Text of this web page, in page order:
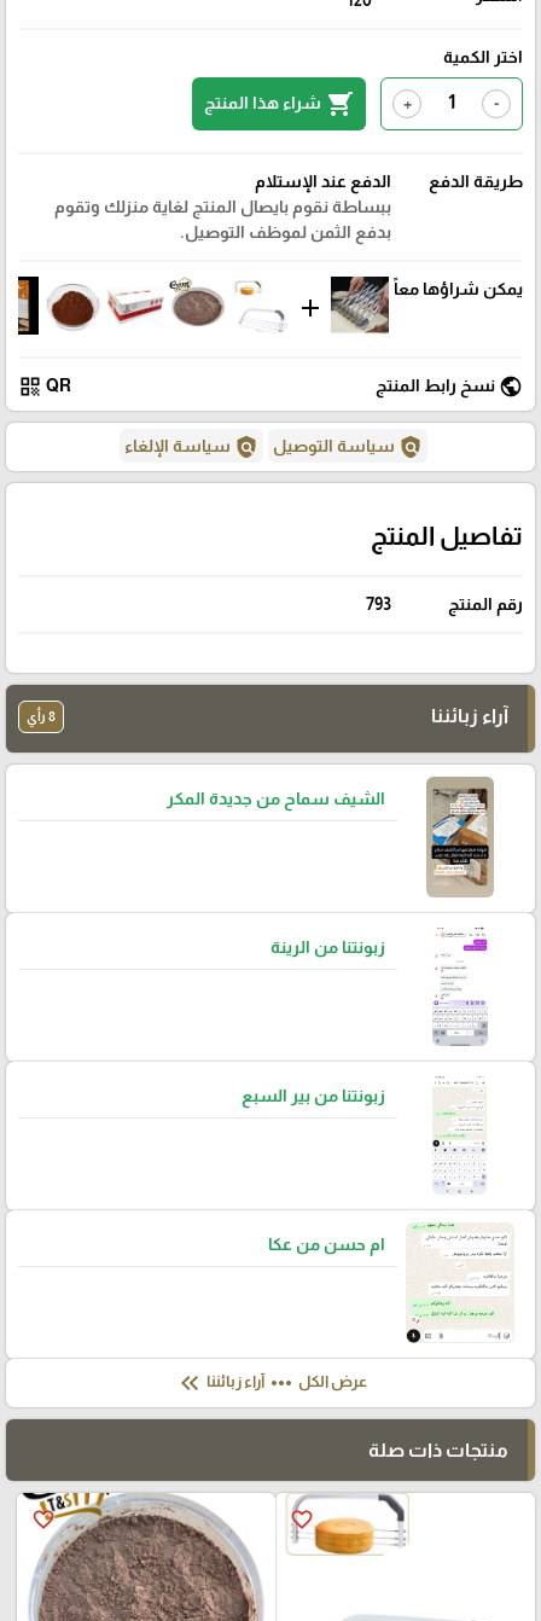
اختر الكمية
-
+
shopping_cart شراء هذا المنتج
طريقة الدفع
الدفع عند الإستلام
ببساطة نقوم بايصال المنتج لغاية منزلك وتقوم
بدفع الثمن لموظف التوصيل.
يمكن شراؤها معاً
add
public نسخ رابط المنتج QR
qr_code
policy سياسة التوصيل policy سياسة الإلغاء
تفاصيل المنتج
رقم المنتج 793
آراء زبائننا 8 رأي
الشيف سماح من جديدة المكر
زبونتنا من الرينة
زبونتنا من بير السبع
ام حسن من عكا
عرض الكل more_horiz آراء زبائننا keyboard_double_arrow_left
منتجات ذات صلة
favorite_border
favorite_border